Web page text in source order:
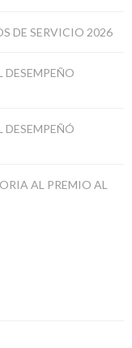
DE SERVICIO 2026
AL PREMIO AL